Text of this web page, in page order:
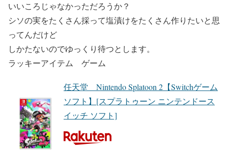
いいころじゃなかっただろうか？
シソの実をたくさん採って塩漬けをたくさん作りたいと思
ってんだけど
しかたないのでゆっくり待つとします。
ラッキーアイテム ゲーム
任天堂 Nintendo Splatoon 2【Switchゲーム
ソフト】[スプラトゥーン ニンテンドース
イッチ ソフト]